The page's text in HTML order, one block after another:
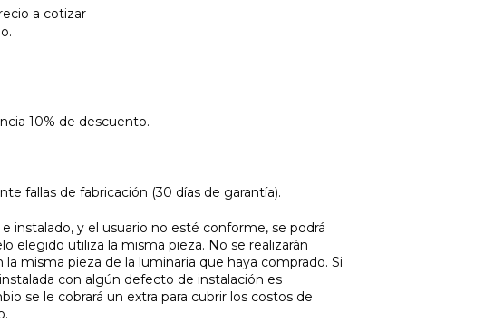
a cotizar
10% de descuento.
fallas de fabricación (30 días de garantía).
instalado, y el usuario no esté conforme, se podrá
elegido utiliza la misma pieza. No se realizarán
misma pieza de la luminaria que haya comprado. Si
con algún defecto de instalación es
se le cobrará un extra para cubrir los costos de